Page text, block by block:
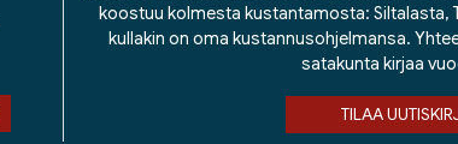
koostuu kolmesta kustantamosta: Siltalasta,
kullakin on oma kustannusohjelmansa.
satakunta kirjaa
TILAA